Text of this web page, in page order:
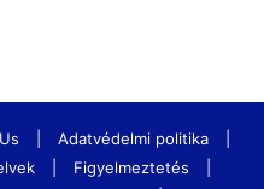
Adatvédelmi politika
Figyelmeztetés